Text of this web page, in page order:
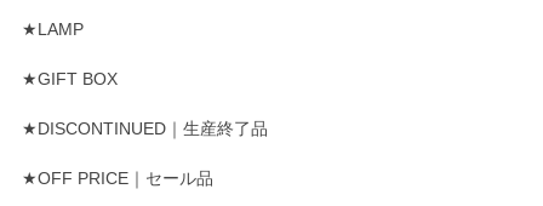
★LAMP
★GIFT BOX
★DISCONTINUED｜生産終了品
★OFF PRICE｜セール品